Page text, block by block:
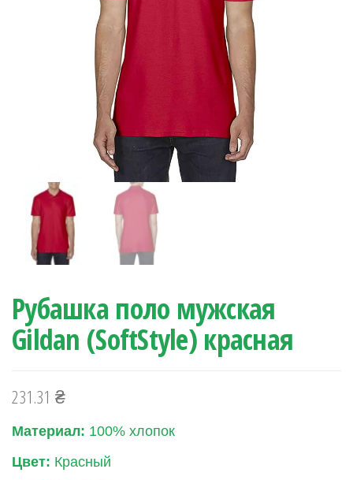
Рубашка поло мужская
Gildan (SoftStyle) красная
231.31 ₴
Материал: 100% хлопок
Цвет: Красный